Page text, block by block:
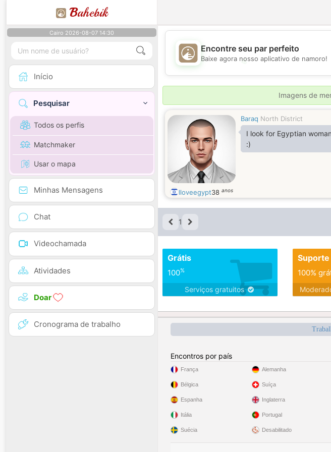
Bahebik
Cairo 2026-08-07 14:30
Início
Pesquisar
Todos os perfis
Matchmaker
Usar o mapa
Minhas Mensagens
Chat
Videochamada
Atividades
Doar
Cronograma de trabalho
💖
Encontre seu par perfeito
Baixe agora nosso aplicativo de namoro!
Imagens de
Baraq North District
I look for Egyptian
:)
Iloveegypt38 anos
1
Grátis
100%
Serviços gratuitos
Suporte
100%
Encontros por país
França
Bélgica
Espanha
Itália
Suécia
Alemanha
Suíça
Inglaterra
Portugal
Desabilitado